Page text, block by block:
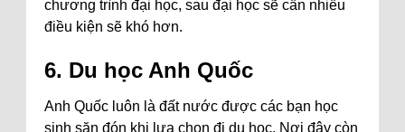
chương trình đại học, sau đại học sẽ cần nhiều
điều kiện sẽ khó hơn.
6. Du học Anh Quốc
Anh Quốc luôn là đất nước được các bạn học
sinh săn đón khi lựa chọn đi du học. Nơi đây còn